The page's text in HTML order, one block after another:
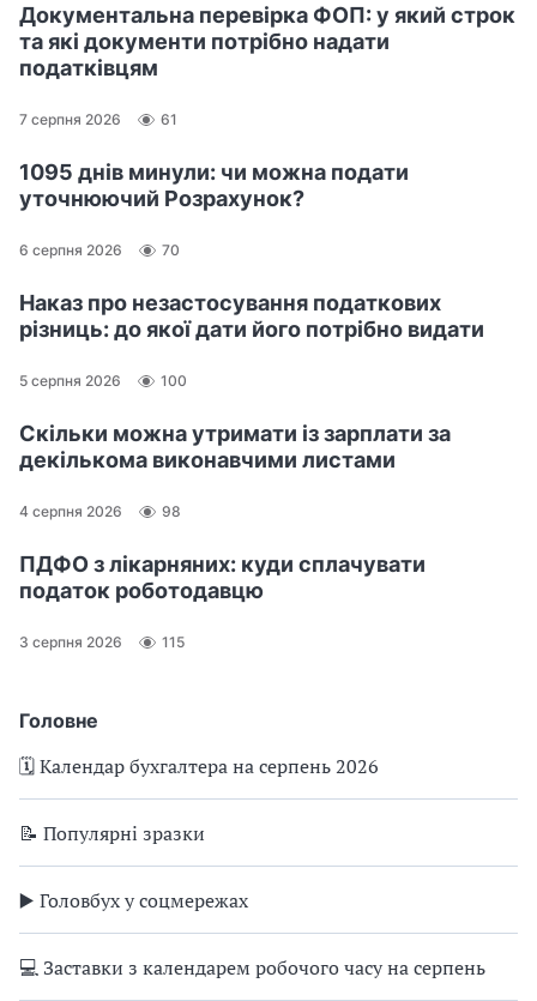
Головне
🗓️ Календар бухгалтера на серпень 2026
📝 Популярні зразки
▶️ Головбух у соцмережах
💻 Заставки з календарем робочого часу на серпень
Документальна перевірка ФОП: у який строк
та які документи потрібно надати
податківцям
7 серпня 2026 61
1095 днів минули: чи можна подати
уточнюючий Розрахунок?
6 серпня 2026 70
Наказ про незастосування податкових
різниць: до якої дати його потрібно видати
5 серпня 2026 100
Скільки можна утримати із зарплати за
декількома виконавчими листами
4 серпня 2026 98
ПДФО з лікарняних: куди сплачувати
податок роботодавцю
3 серпня 2026 115